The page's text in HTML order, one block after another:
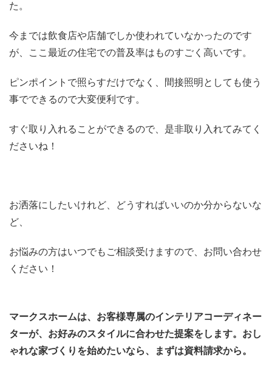
た。
今までは飲食店や店舗でしか使われていなかったのです
が、ここ最近の住宅での普及率はものすごく高いです。
ピンポイントで照らすだけでなく、間接照明としても使う
事でできるので大変便利です。
すぐ取り入れることができるので、是非取り入れてみてく
ださいね！
お洒落にしたいけれど、どうすればいいのか分からないな
ど、
お悩みの方はいつでもご相談受けますので、お問い合わせ
ください！
マークスホームは、お客様専属のインテリアコーディネー
ターが、お好みのスタイルに合わせた提案をします。おし
ゃれな家づくりを始めたいなら、まずは資料請求から。